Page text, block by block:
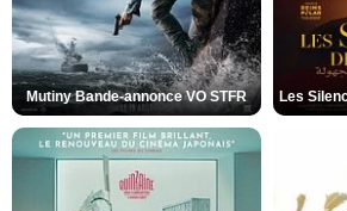
Mutiny Bande-annonce VO STFR